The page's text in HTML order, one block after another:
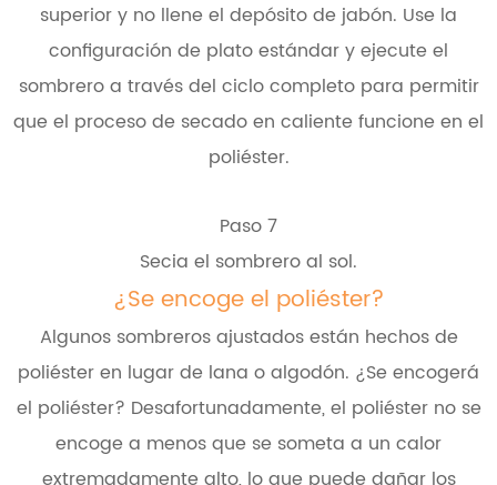
superior y no llene el depósito de jabón. Use la
configuración de plato estándar y ejecute el
sombrero a través del ciclo completo para permitir
que el proceso de secado en caliente funcione en el
poliéster.
Paso 7
Secia el sombrero al sol.
¿Se encoge el poliéster?
Algunos sombreros ajustados están hechos de
poliéster en lugar de lana o algodón. ¿Se encogerá
el poliéster? Desafortunadamente, el poliéster no se
encoge a menos que se someta a un calor